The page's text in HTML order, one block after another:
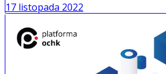
17 listopada 2022